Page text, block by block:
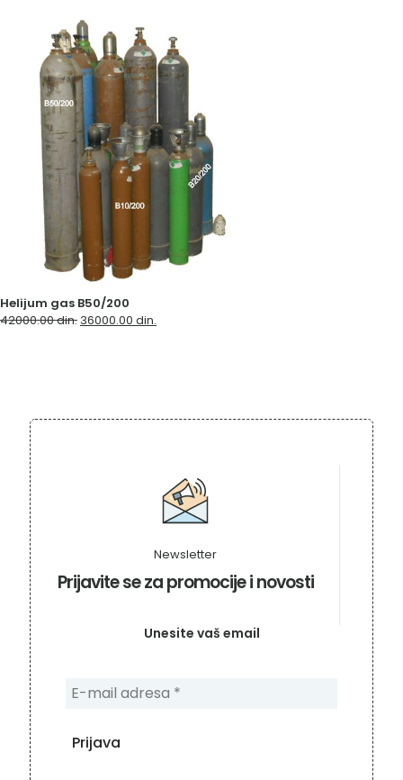
Helijum gas B50/200
42000.00din. Originalna
36000.00 din.
Prijavite se za promocije i novosti
Newsletter
Unesite vaš email